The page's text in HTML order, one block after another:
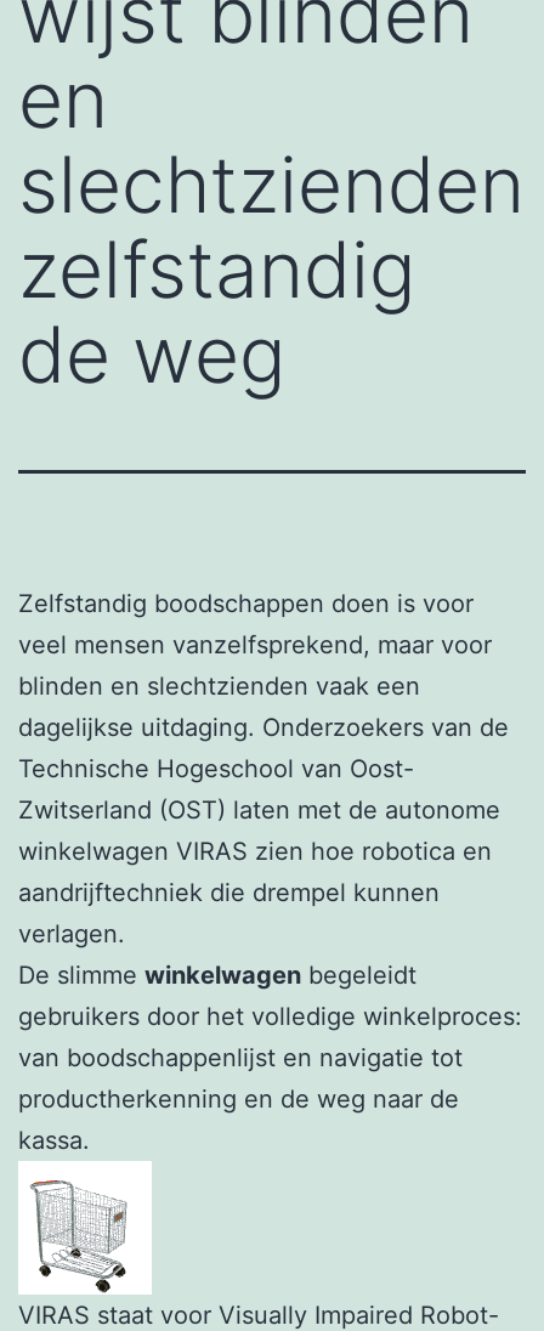
en
slechtzienden
zelfstandig
de weg
Zelfstandig boodschappen doen is voor
veel mensen vanzelfsprekend, maar voor
blinden en slechtzienden vaak een
dagelijkse uitdaging. Onderzoekers van de
Technische Hogeschool van Oost-
Zwitserland (OST) laten met de autonome
winkelwagen VIRAS zien hoe robotica en
aandrijftechniek die drempel kunnen
verlagen.
De slimme winkelwagen begeleidt
gebruikers door het volledige winkelproces:
van boodschappenlijst en navigatie tot
productherkenning en de weg naar de
kassa.
VIRAS staat voor Visually Impaired Robot-